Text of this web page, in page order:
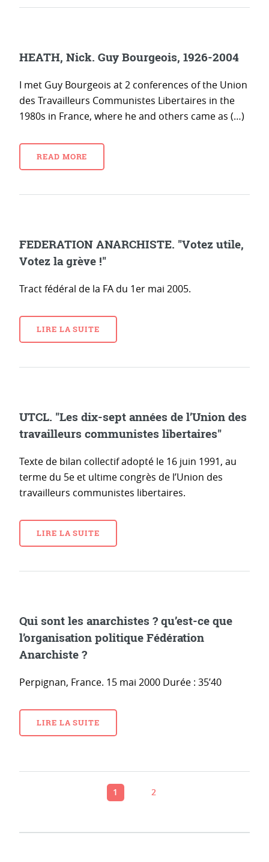
HEATH, Nick. Guy Bourgeois, 1926-2004
I met Guy Bourgeois at 2 conferences of the Union
des Travailleurs Communistes Libertaires in the
1980s in France, where he and others came as (…)
READ MORE
FEDERATION ANARCHISTE. "Votez utile,
Votez la grève !"
Tract fédéral de la FA du 1er mai 2005.
LIRE LA SUITE
UTCL. "Les dix-sept années de l’Union des
travailleurs communistes libertaires"
Texte de bilan collectif adopté le 16 juin 1991, au
terme du 5e et ultime congrès de l’Union des
travailleurs communistes libertaires.
LIRE LA SUITE
Qui sont les anarchistes ? qu’est-ce que
l’organisation politique Fédération
Anarchiste ?
Perpignan, France. 15 mai 2000 Durée : 35’40
LIRE LA SUITE
1 2